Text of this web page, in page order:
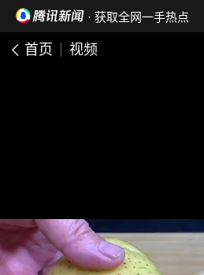
· 获取全网一手热点
首页 视频